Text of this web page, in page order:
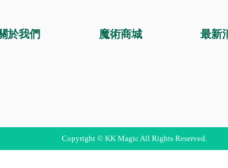
於我們 魔術商城 最新
Copyright © KK Magic All Rights Reserved.